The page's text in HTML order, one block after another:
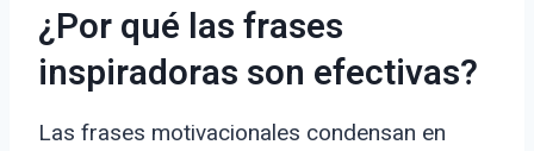
¿Por qué las frases
inspiradoras son efectivas?
Las frases motivacionales condensan en